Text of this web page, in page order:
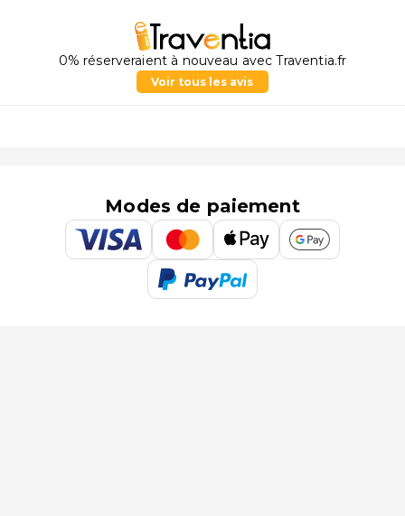
0% réserveraient à nouveau avec Traventia.fr
Voir tous les avis
Modes de paiement